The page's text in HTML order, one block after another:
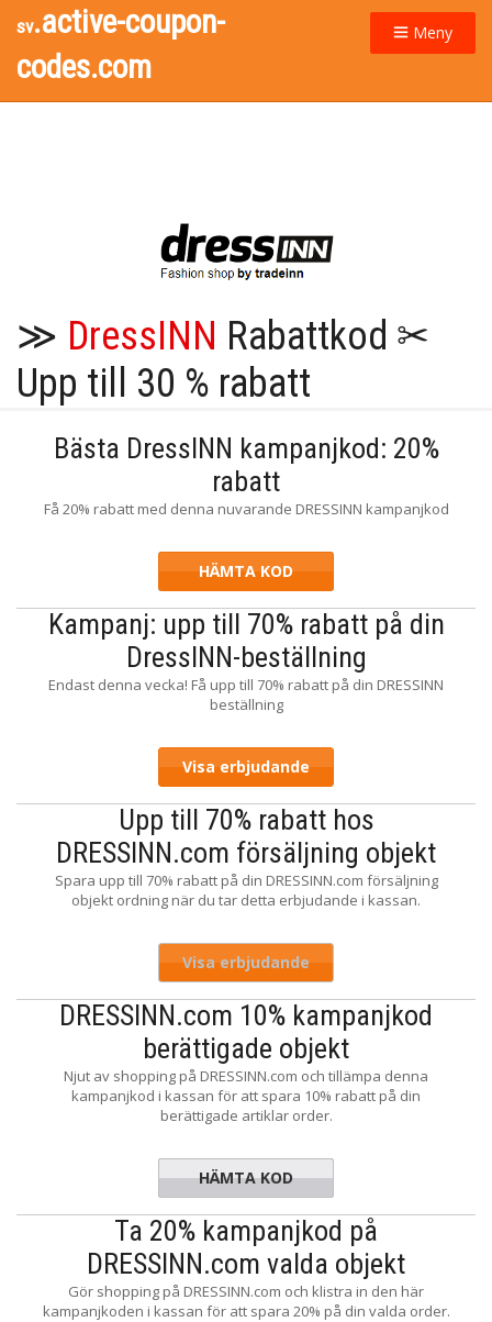
sv.active-coupon-
codes.com
Meny
≫ DressINN Rabattkod ✂
Upp till 30 % rabatt
Bästa DressINN kampanjkod: 20%
rabatt
Få 20% rabatt med denna nuvarande DRESSINN kampanjkod
SAVE20
HÄMTA KOD
Kampanj: upp till 70% rabatt på din
DressINN-beställning
Endast denna vecka! Få upp till 70% rabatt på din DRESSINN
beställning
Visa erbjudande
Upp till 70% rabatt hos
DRESSINN.com försäljning objekt
Spara upp till 70% rabatt på din DRESSINN.com försäljning
objekt ordning när du tar detta erbjudande i kassan.
Visa erbjudande
DRESSINN.com 10% kampanjkod
berättigade objekt
Njut av shopping på DRESSINN.com och tillämpa denna
kampanjkod i kassan för att spara 10% rabatt på din
berättigade artiklar order.
WWSAN10
HÄMTA KOD
Ta 20% kampanjkod på
DRESSINN.com valda objekt
Gör shopping på DRESSINN.com och klistra in den här
kampanjkoden i kassan för att spara 20% på din valda order.